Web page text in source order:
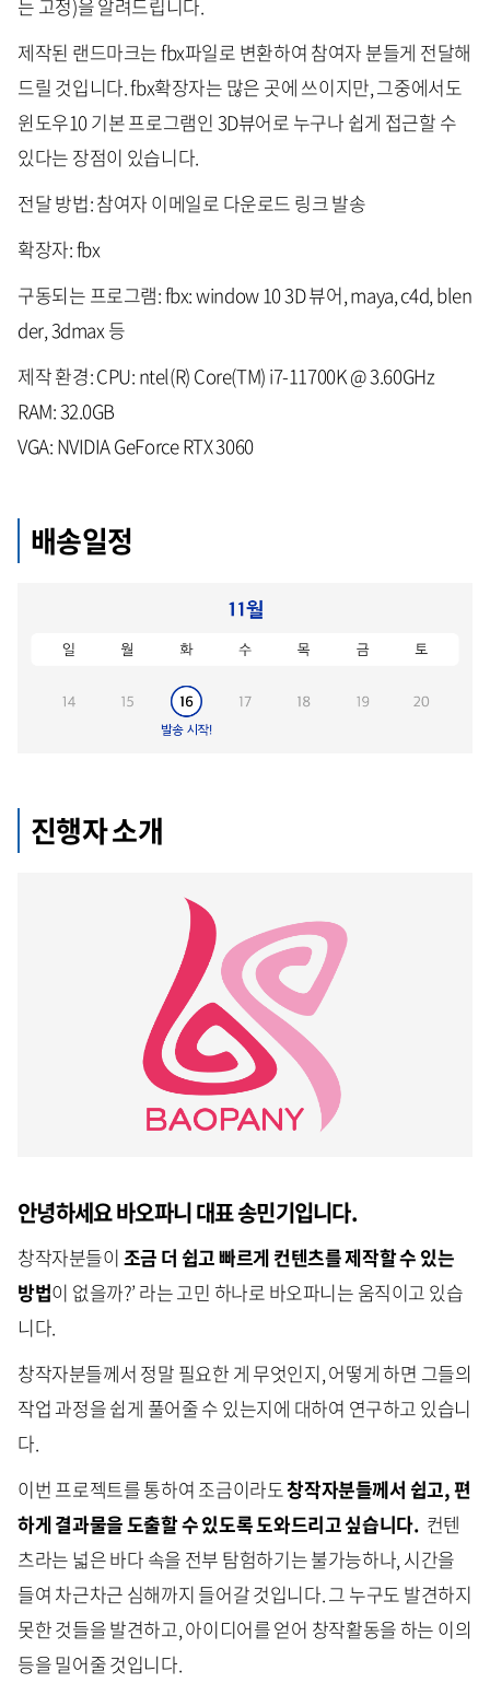
는 고정)을 알려드립니다.
제작된 랜드마크는 fbx파일로 변환하여 참여자 분들게 전달해
드릴 것입니다. fbx확장자는 많은 곳에 쓰이지만, 그중에서도
윈도우10 기본 프로그램인 3D뷰어로 누구나 쉽게 접근할 수
있다는 장점이 있습니다.
전달 방법: 참여자 이메일로 다운로드 링크 발송
확장자: fbx
구동되는 프로그램: fbx: window 10 3D 뷰어, maya, c4d, blen
der, 3dmax 등
제작 환경: CPU: ntel(R) Core(TM) i7-11700K @ 3.60GHz
RAM: 32.0GB
VGA: NVIDIA GeForce RTX 3060
배송일정
진행자 소개
안녕하세요 바오파니 대표 송민기입니다.
창작자분들이 조금 더 쉽고 빠르게 컨텐츠를 제작할 수 있는
방법이 없을까?’ 라는 고민 하나로 바오파니는 움직이고 있습
니다.
창작자분들께서 정말 필요한 게 무엇인지, 어떻게 하면 그들의
작업 과정을 쉽게 풀어줄 수 있는지에 대하여 연구하고 있습니
다.
이번 프로젝트를 통하여 조금이라도창작자분들께서 쉽고, 편
하게 결과물을 도출할 수 있도록 도와드리고 싶습니다. 컨텐
츠라는 넓은 바다 속을 전부 탐험하기는 불가능하나, 시간을
들여 차근차근 심해까지 들어갈 것입니다. 그 누구도 발견하지
못한 것들을 발견하고, 아이디어를 얻어 창작활동을 하는 이의
등을 밀어줄 것입니다.